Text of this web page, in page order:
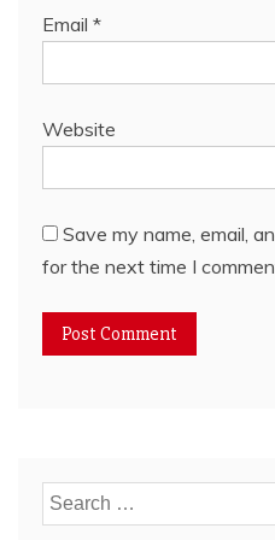
Email *
Website
Save my name, email,
for the next time I
Search
for: